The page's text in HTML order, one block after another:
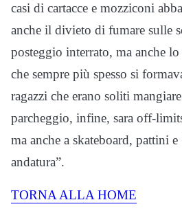
casi di cartacce e mozziconi
anche il divieto di fumare sulle
posteggio interrato, ma anche
che sempre più spesso si
ragazzi che erano soliti
parcheggio, infine, sara off-
ma anche a skateboard, pattini
andatura”.
TORNA ALLA HOME